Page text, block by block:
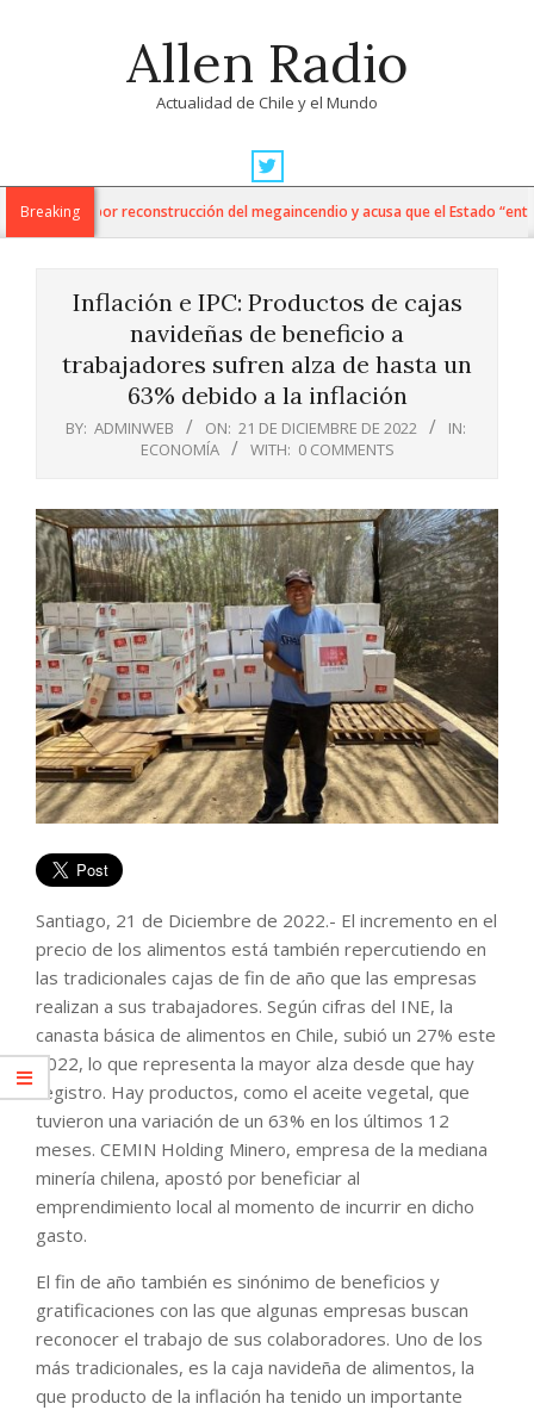
Allen Radio
Actualidad de Chile y el Mundo
Navigation
MenuBreakingpor reconstrucción del megaincendio y acusa que el Estado
Inflación e IPC: Productos de cajas
navideñas de beneficio a
trabajadores sufren alza de hasta un
63% debido a la inflación
BY: ADMINWEB ON: 21 DE DICIEMBRE DE 2022
IN:
ECONOMÍA
WITH: 0 COMMENTS
Santiago, 21 de Diciembre de 2022.- El incremento en el
precio de los alimentos está también repercutiendo en
las tradicionales cajas de fin de año que las empresas
realizan a sus trabajadores. Según cifras del INE, la
canasta básica de alimentos en Chile, subió un 27% este
2022, lo que representa la mayor alza desde que hay
registro. Hay productos, como el aceite vegetal, que
tuvieron una variación de un 63% en los últimos 12
meses. CEMIN Holding Minero, empresa de la mediana
minería chilena, apostó por beneficiar al
emprendimiento local al momento de incurrir en dicho
gasto.
El fin de año también es sinónimo de beneficios y
gratificaciones con las que algunas empresas buscan
reconocer el trabajo de sus colaboradores. Uno de los
más tradicionales, es la caja navideña de alimentos, la
que producto de la inflación ha tenido un importante